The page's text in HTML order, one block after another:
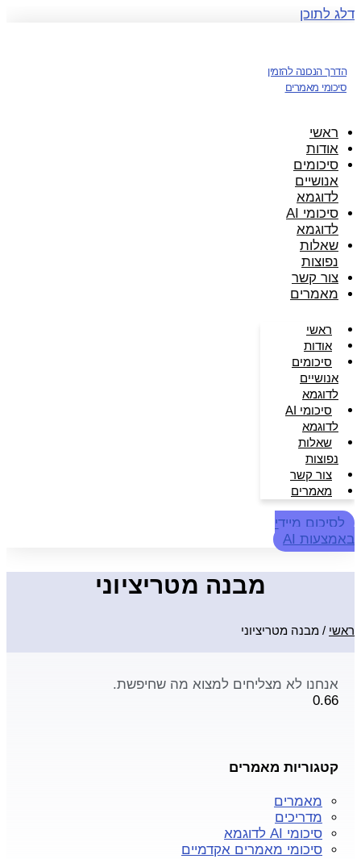
דלג לתוכן
הדרך הנכונה להזמין
סיכומי מאמרים
ראשי
אודות
סיכומים
אנושיים
לדוגמא
סיכומי AI
לדוגמא
שאלות
נפוצות
צור קשר
מאמרים
ראשי
אודות
סיכומים
אנושיים
לדוגמא
סיכומי AI
לדוגמא
שאלות
נפוצות
צור קשר
מאמרים
לסיכום מיידי
באמצעות AI
מבנה מטריציוני
ראשי / מבנה מטריציוני
אנחנו לא מצליחים למצוא מה שחיפשת.
קטגוריות מאמרים
מאמרים
מדריכים
סיכומי AI לדוגמא
סיכומי מאמרים אקדמיים